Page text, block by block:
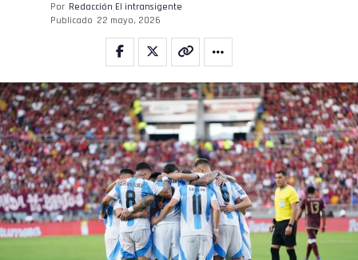
Por Redacción El intransigente
Publicado 22 mayo, 2026